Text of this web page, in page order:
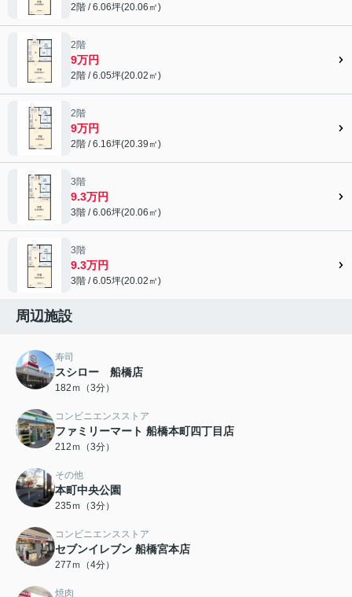
2階 / 6.06坪(20.06㎡)
2階
9万円
2階 / 6.05坪(20.02㎡)
2階
9万円
2階 / 6.16坪(20.39㎡)
3階
9.3万円
3階 / 6.06坪(20.06㎡)
3階
9.3万円
3階 / 6.05坪(20.02㎡)
周辺施設
寿司
スシロー 船橋店
182ｍ（3分）
コンビニエンスストア
ファミリーマート 船橋本町四丁目店
212ｍ（3分）
その他
本町中央公園
235ｍ（3分）
コンビニエンスストア
セブンイレブン 船橋宮本店
277ｍ（4分）
焼肉